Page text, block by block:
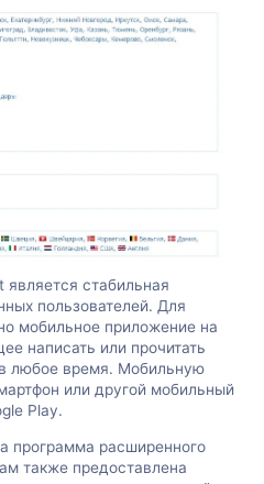
стабильная
пользователей. Для
мобильное приложение на
написать или прочитать
любое время. Мобильную
или другой мобильный
Рlay.
программа расширенного
также предоставлена